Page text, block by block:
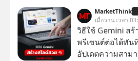
MarketThink
เมื่อวาน เวลา
วิธีใช้ Gemini สร้
พรีเซนต์ต่อได้ทัน
อัปเดตความสาม